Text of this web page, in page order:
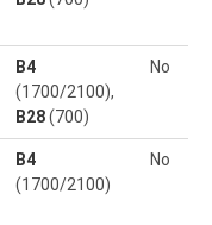
B4
(1700/2100),
B28(700)
No
B4
(1700/2100)
No